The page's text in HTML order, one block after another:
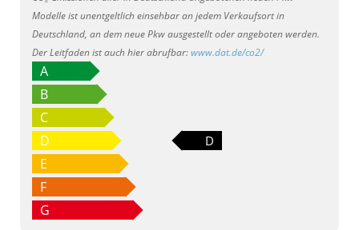
Modelle ist unentgeltlich einsehbar an jedem Verkaufsort in
Deutschland, an dem neue Pkw ausgestellt oder angeboten werden.
Der Leitfaden ist auch hier abrufbar:www.dat.de/co2/
A
B
C
D
D
E
F
G